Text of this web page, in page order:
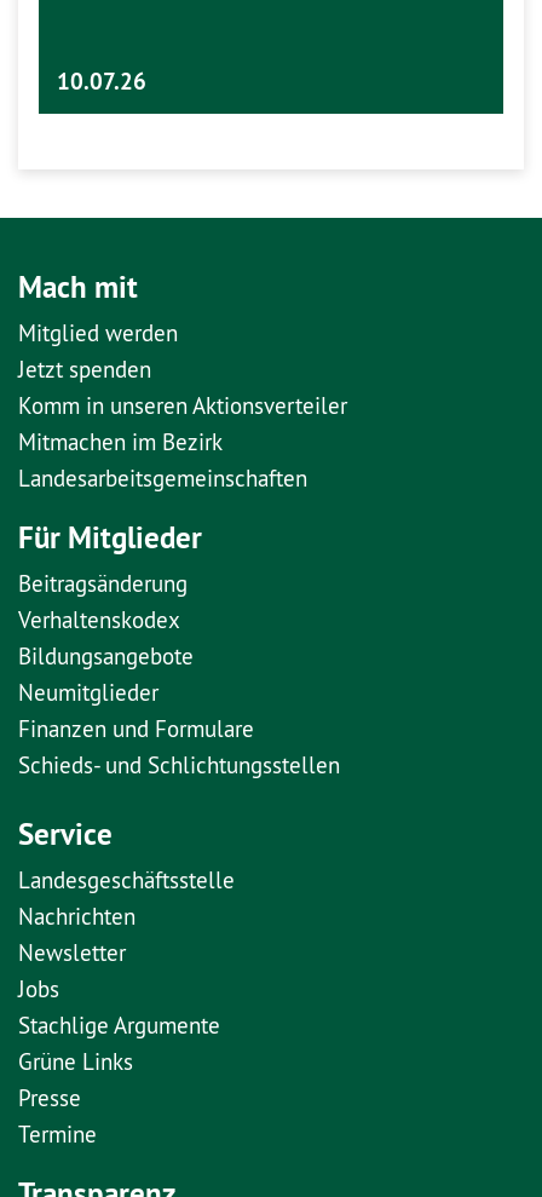
10.07.26
Mach mit
Mitglied werden
Jetzt spenden
Komm in unseren Aktionsverteiler
Mitmachen im Bezirk
Landesarbeitsgemeinschaften
Für Mitglieder
Beitragsänderung
Verhaltenskodex
Bildungsangebote
Neumitglieder
Finanzen und Formulare
Schieds- und Schlichtungsstellen
Service
Landesgeschäftsstelle
Nachrichten
Newsletter
Jobs
Stachlige Argumente
Grüne Links
Presse
Termine